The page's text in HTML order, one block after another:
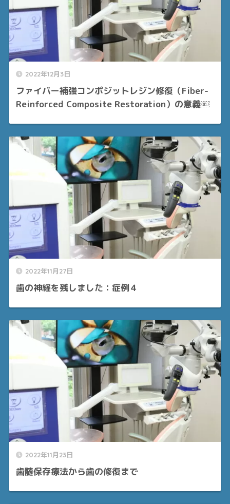
2022年12月3日
ファイバー補強コンポジットレジン修復（Fiber-
Reinforced Composite Restoration）の意義￼
2022年11月27日
歯の神経を残しました：症例４
2022年11月23日
歯髄保存療法から歯の修復まで